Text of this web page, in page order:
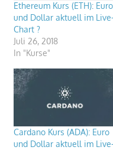
Ethereum Kurs (ETH): Euro
und Dollar aktuell im Live-
Chart ?
Juli 26, 2018
In "Kurse"
Cardano Kurs (ADA): Euro
und Dollar aktuell im Live-